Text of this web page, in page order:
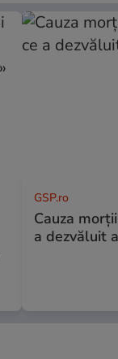
GSP.ro
Cauza
a dezvăluit